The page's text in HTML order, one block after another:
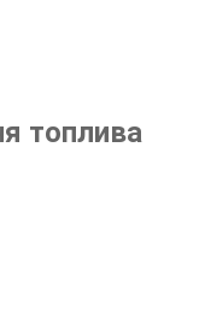
топлива